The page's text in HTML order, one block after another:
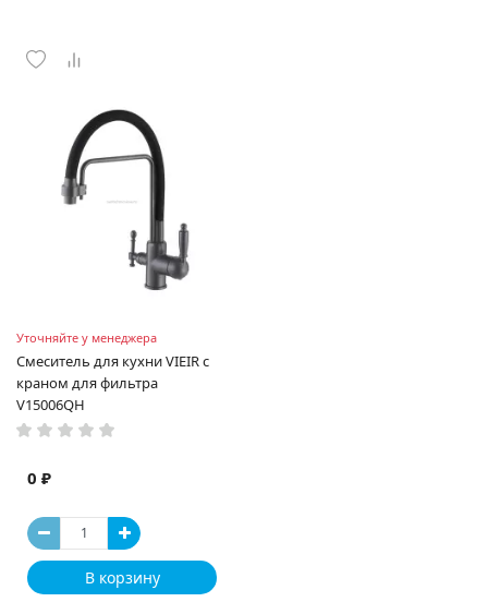
Уточняйте у менеджера
Смеситель для кухни VIEIR с
краном для фильтра
V15006QH
0 ₽
В корзину